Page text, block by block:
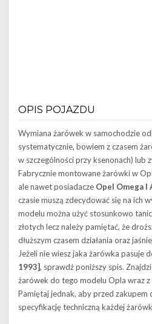
OPIS POJAZDU
Wymiana żarówek w samochodzie
systematycznie, bowiem z czasem
w szczególności przy ksenonach) lub
Fabrycznie montowane żarówki w
ale nawet posiadacze Opel Omega I
czasie muszą zdecydować się na ich
modelu można użyć stosunkowo
złotych lecz należy pamiętać, że
dłuższym czasem działania oraz
Jeżeli nie wiesz jaka żarówka pasuje
1993], sprawdź poniższy spis.
żarówek do tego modelu Opla wraz z
Pamiętaj jednak, aby przed zakupem
specyfikację techniczną każdej